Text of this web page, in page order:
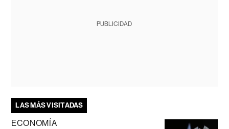
PUBLICIDAD
LAS MÁS VISITADAS
ECONOMÍA